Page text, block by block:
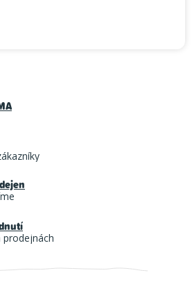
prodejnách